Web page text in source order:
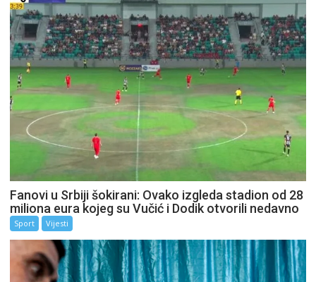
Fanovi u Srbiji šokirani: Ovako izgleda stadion od 28
miliona eura kojeg su Vučić i Dodik otvorili nedavno
Sport Vijesti